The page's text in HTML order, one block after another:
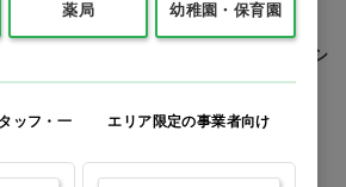
床麻
管理
示
CLINIC NOTE BOOKS ベーシ
ック診療 犬と猫の消化管
薬局 幼稚園・保育園
ッフ・一
エリア限定の事業者向け